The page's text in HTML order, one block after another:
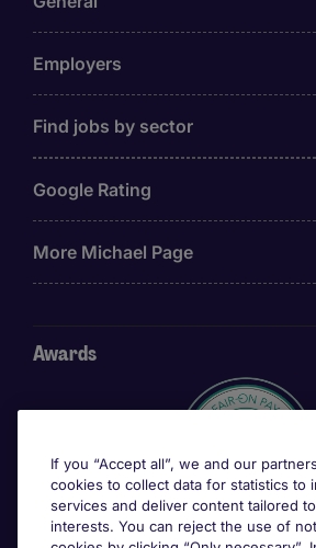
Employers
Find jobs by sector
Google Rating
More Michael Page
Awards
If you “Accept all”, we and our
cookies to collect data for statistics to
services and deliver content tailored
interests. You can reject the use of